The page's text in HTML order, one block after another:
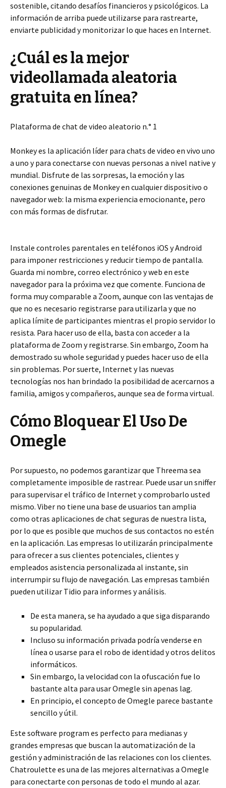
sostenible, citando desafíos financieros y psicológicos. La
información de arriba puede utilizarse para rastrearte,
enviarte publicidad y monitorizar lo que haces en Internet.
¿Cuál es la mejor
videollamada aleatoria
gratuita en línea?
Plataforma de chat de video aleatorio n.° 1
Monkey es la aplicación líder para chats de video en vivo uno
a uno y para conectarse con nuevas personas a nivel native y
mundial. Disfrute de las sorpresas, la emoción y las
conexiones genuinas de Monkey en cualquier dispositivo o
navegador web: la misma experiencia emocionante, pero
con más formas de disfrutar.
Instale controles parentales en teléfonos iOS y Android
para imponer restricciones y reducir tiempo de pantalla.
Guarda mi nombre, correo electrónico y web en este
navegador para la próxima vez que comente. Funciona de
forma muy comparable a Zoom, aunque con las ventajas de
que no es necesario registrarse para utilizarla y que no
aplica límite de participantes mientras el propio servidor lo
resista. Para hacer uso de ella, basta con acceder a la
plataforma de Zoom y registrarse. Sin embargo, Zoom ha
demostrado su whole seguridad y puedes hacer uso de ella
sin problemas. Por suerte, Internet y las nuevas
tecnologías nos han brindado la posibilidad de acercarnos a
familia, amigos y compañeros, aunque sea de forma virtual.
Cómo Bloquear El Uso De
Omegle
Por supuesto, no podemos garantizar que Threema sea
completamente imposible de rastrear. Puede usar un sniffer
para supervisar el tráfico de Internet y comprobarlo usted
mismo. Viber no tiene una base de usuarios tan amplia
como otras aplicaciones de chat seguras de nuestra lista,
por lo que es posible que muchos de sus contactos no estén
en la aplicación. Las empresas lo utilizarán principalmente
para ofrecer a sus clientes potenciales, clientes y
empleados asistencia personalizada al instante, sin
interrumpir su flujo de navegación. Las empresas también
pueden utilizar Tidio para informes y análisis.
De esta manera, se ha ayudado a que siga disparando
su popularidad.
Incluso su información privada podría venderse en
línea o usarse para el robo de identidad y otros delitos
informáticos.
Sin embargo, la velocidad con la ofuscación fue lo
bastante alta para usar Omegle sin apenas lag.
En principio, el concepto de Omegle parece bastante
sencillo y útil.
Este software program es perfecto para medianas y
grandes empresas que buscan la automatización de la
gestión y administración de las relaciones con los clientes.
Chatroulette es una de las mejores alternativas a Omegle
para conectarte con personas de todo el mundo al azar.